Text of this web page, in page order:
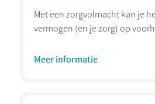
Met een zorgvolmacht kan je
vermogen (en je zorg) op
Meer informatie